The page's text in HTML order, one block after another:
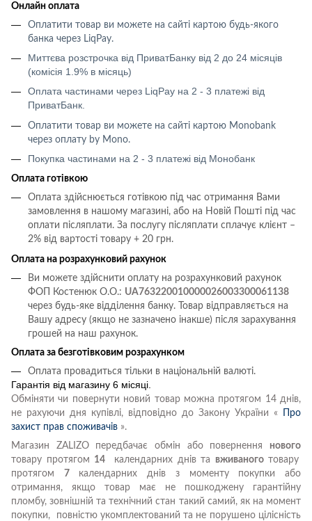
Онлайн оплата
Оплатити товар ви можете на сайті картою будь-якого
банка через LiqPay.
Миттєва розстрочка від ПриватБанку від 2 до 24 місяців
(комісія 1.9% в місяць)
Оплата частинами через LiqPay на 2 - 3 платежі від
ПриватБанк.
Оплатити товар ви можете на сайті картою Monobank
через оплату by Mono.
Покупка частинами на 2 - 3 платежі від Монобанк
Оплата готівкою
Оплата здійснюється готівкою під час отримання Вами
замовлення в нашому магазині, або на Новій Пошті під час
оплати післяплати. За послугу післяплати сплачує клієнт –
2% від вартості товару + 20 грн.
Оплата на розрахунковий рахунок
Ви можете здійснити оплату на розрахунковий рахунок
ФОП Костенюк О.О.: UA763220010000026003300061138
через будь-яке відділення банку. Товар відправляється на
Вашу адресу (якщо не зазначено інакше) після зарахування
грошей на наш рахунок.
Оплата за безготівковим розрахунком
Оплата провадиться тільки в національній валюті.
Гарантія від магазину 6 місяці.
Обміняти чи повернути новий товар можна протягом 14 днів,
не рахуючи дня купівлі, відповідно до Закону України «
Про
захист прав споживачів ».
Магазин ZALIZO передбачає обмін або повернення
нового
товару протягом 14 календарних днів та вживаноготовару
протягом 7календарних днів з моменту покупки або
отримання, якщо товар має не пошкоджену гарантійну
пломбу, зовнішній та технічний стан такий самий, як на момент
покупки, повністю укомплектований та не порушено цілісність